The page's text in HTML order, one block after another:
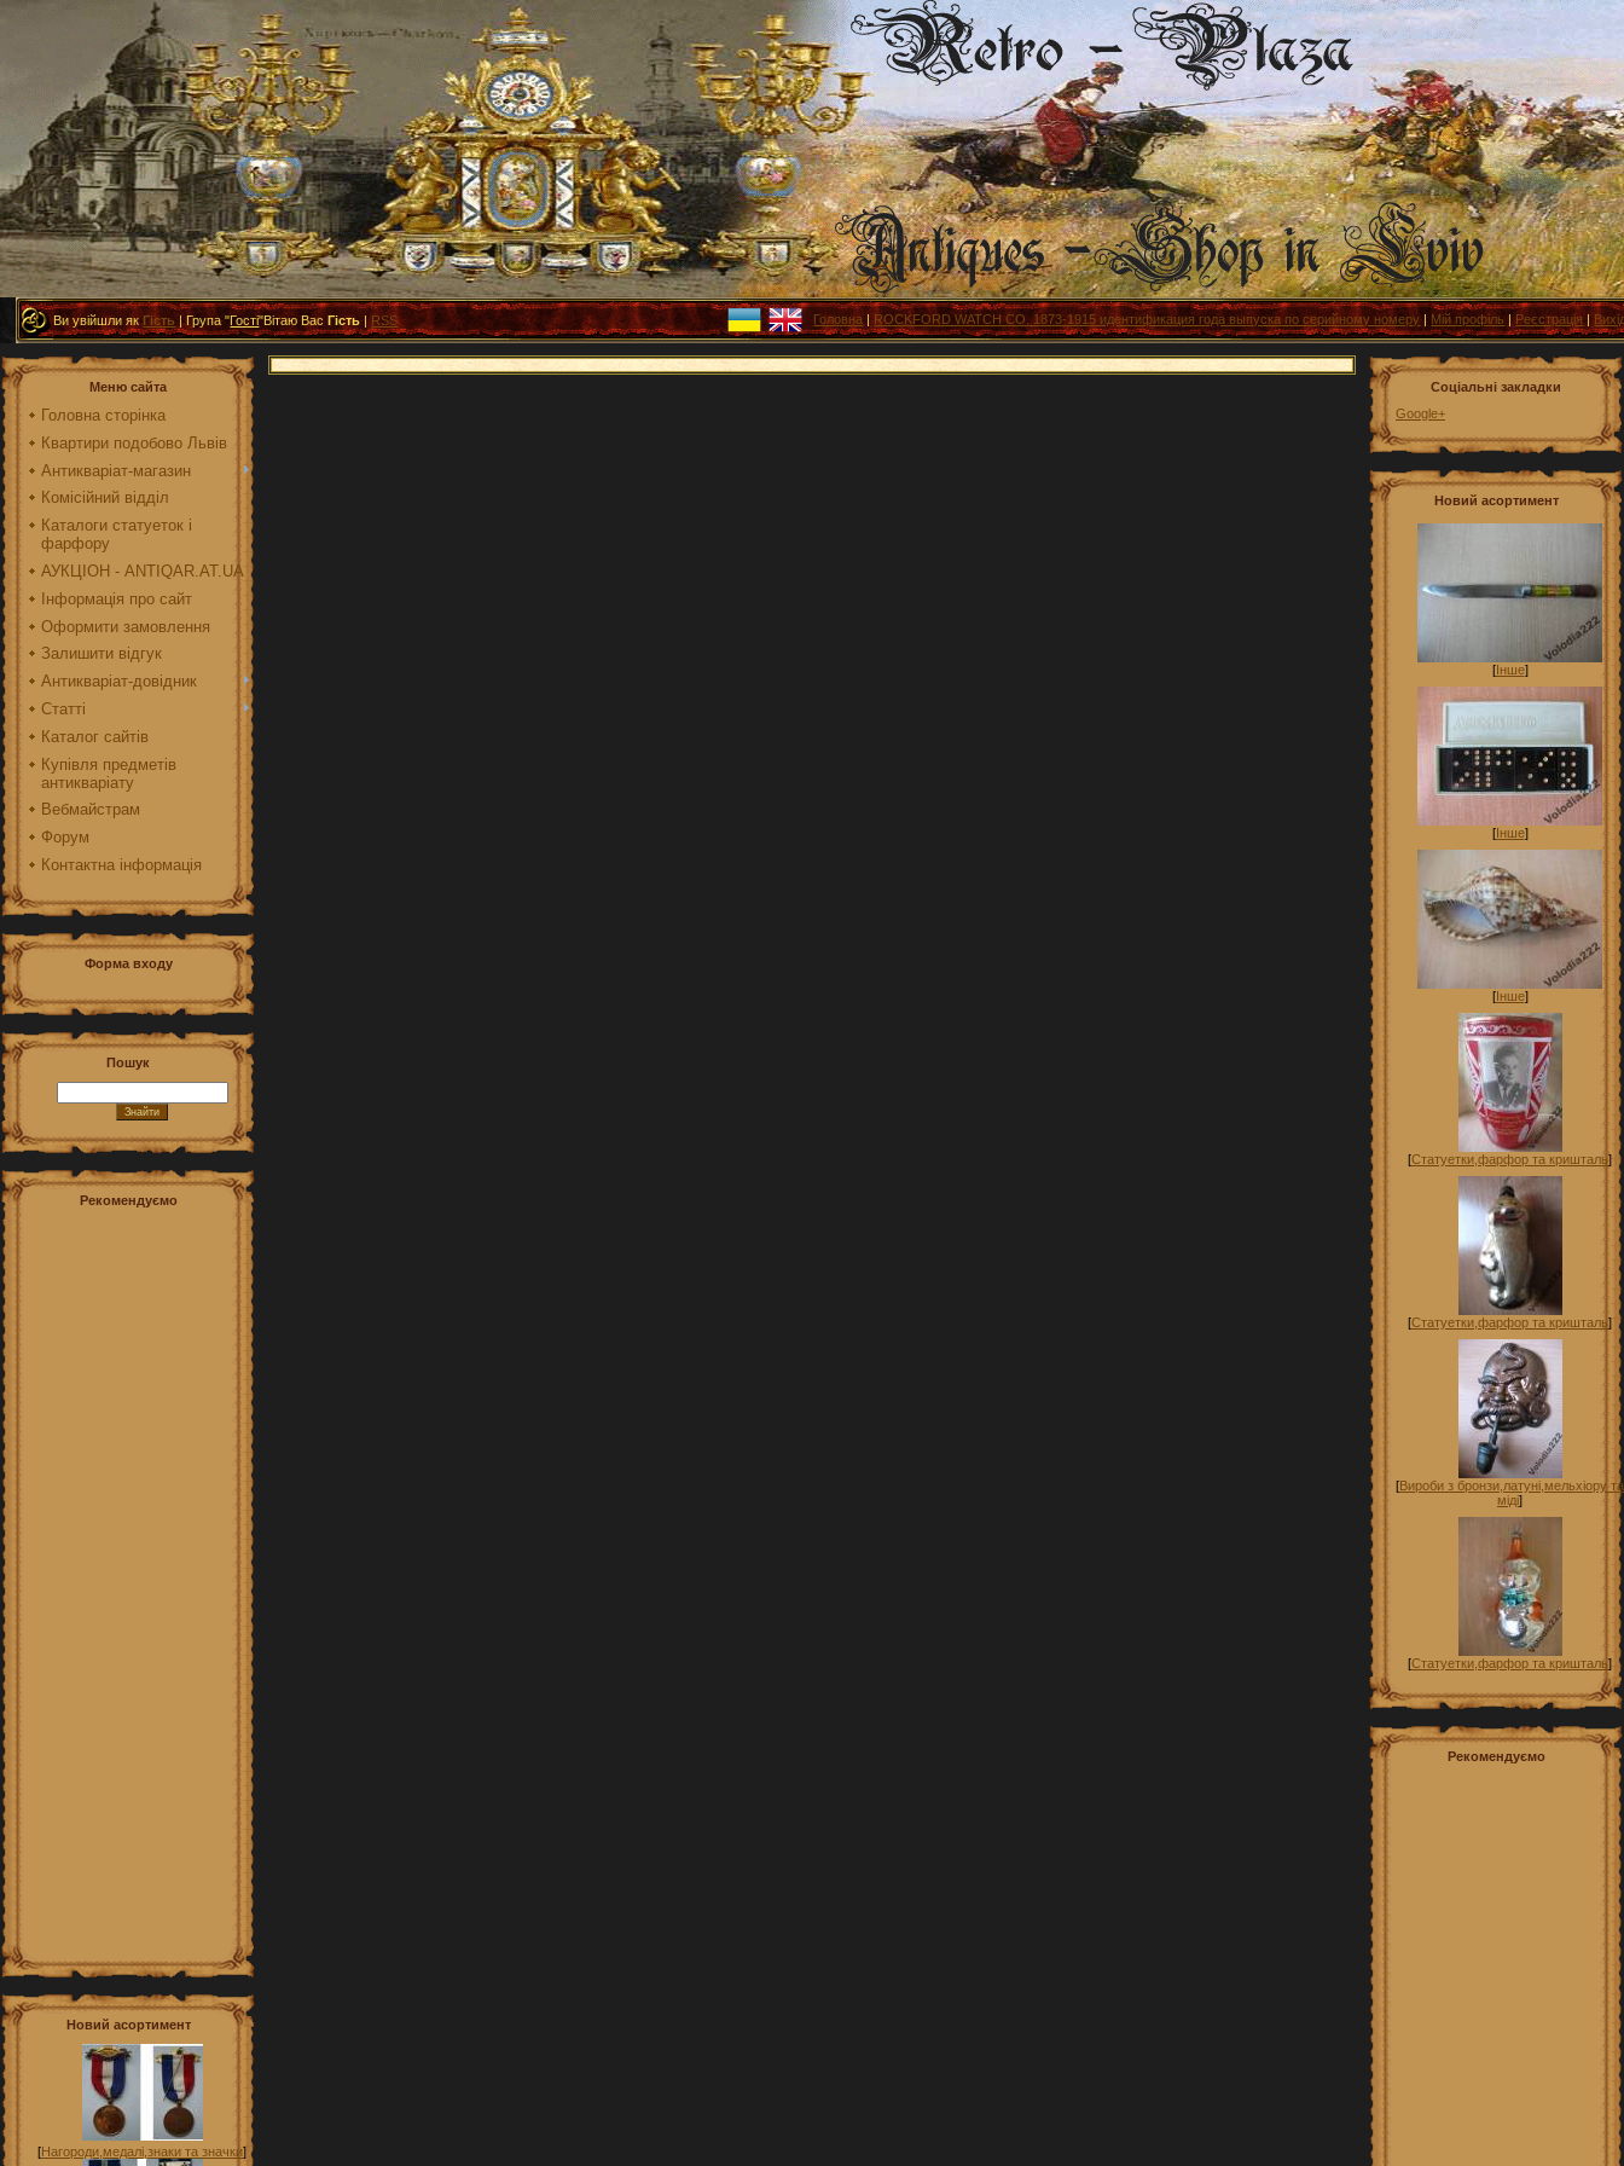
Ви увійшли як Гість|Група "Гості"Вітаю Вас Гість |RSS Головна | ROCKFORD WATCH CO. 1873-1915 идентификация года выпуска по серийному номеру | Мій профіль |Реєстрація |
Меню сайта
Головна сторінка
Квартири подобово Львів
Антикваріат-магазин
Комісійний відділ
Каталоги статуеток і
фарфору
АУКЦІОН - ANTIQAR.AT.UA
Інформація про сайт
Оформити замовлення
Залишити відгук
Антикваріат-довідник
Статті
Каталог сайтів
Купівля предметів
антикваріату
Вебмайстрам
Форум
Контактна інформація
Форма входу
Пошук
Рекомендуємо
Новий асортимент
[Нагороди,медалі,знаки та значки]
Соціальні закладки
Google+
Новий асортимент
[Інше]
[Інше]
[Інше]
[Статуетки,фарфор та кришталь]
[Статуетки,фарфор та кришталь]
[Вироби з бронзи,латуні,мельхіору та
міді]
[Статуетки,фарфор та кришталь]
Рекомендуємо